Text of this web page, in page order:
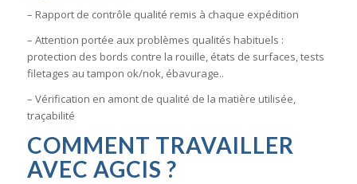
– Rapport de contrôle qualité remis à chaque expédition
– Attention portée aux problèmes qualités habituels :
protection des bords contre la rouille, états de surfaces, tests
filetages au tampon ok/nok, ébavurage..
– Vérification en amont de qualité de la matière utilisée,
traçabilité
COMMENT TRAVAILLER
AVEC AGCIS ?